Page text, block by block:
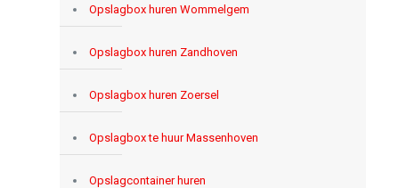
Opslagbox huren Wommelgem
Opslagbox huren Zandhoven
Opslagbox huren Zoersel
Opslagbox te huur Massenhoven
Opslagcontainer huren